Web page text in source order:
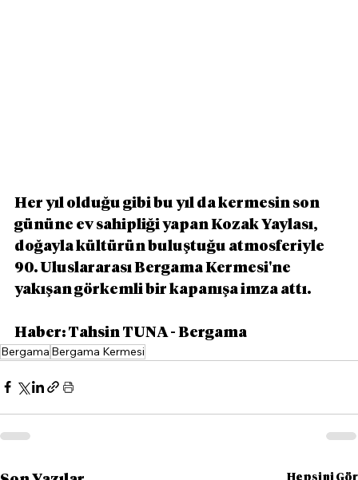
Her yıl olduğu gibi bu yıl da kermesin son
gününe ev sahipliği yapan Kozak Yaylası,
doğayla kültürün buluştuğu atmosferiyle
90. Uluslararası Bergama Kermesi'ne
yakışan görkemli bir kapanışa imza attı.
Haber: Tahsin TUNA - Bergama
Bergama Bergama Kermesi
Hepsini Gör